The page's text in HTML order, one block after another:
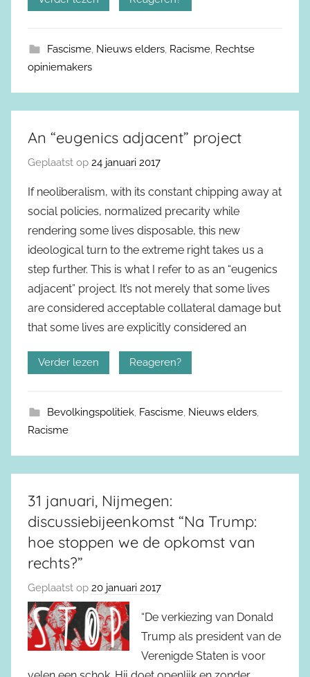
Fascisme, Nieuws elders, Racisme, Rechtse
opiniemakers
An “eugenics adjacent” project
Geplaatst op 24 januari 2017
If neoliberalism, with its constant chipping away at
social policies, normalized precarity while
rendering some lives disposable, this new
ideological turn to the extreme right takes us a
step further. This is what I refer to as an “eugenics
adjacent” project. It’s not merely that some lives
are considered acceptable collateral damage but
that some lives are explicitly considered an
Verder lezen Reageren?
Bevolkingspolitiek, Fascisme, Nieuws elders,
Racisme
31 januari, Nijmegen:
discussiebijeenkomst “Na Trump:
hoe stoppen we de opkomst van
rechts?”
Geplaatst op 20 januari 2017
“De verkiezing van Donald
Trump als president van de
Verenigde Staten is voor